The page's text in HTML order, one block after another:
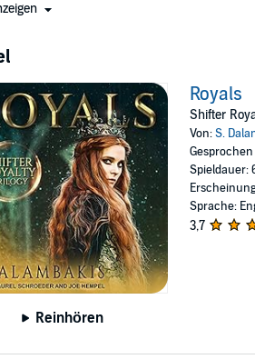
Montgomery, Graydon James, Maximus
mate.
mates.
comes to light. Callyn and the boy's
mature themes.
Dalambakis (P)2018 Tantor
Reinhören
Royals
Shifter
Von:S.
Spieldauer:
Sprache:
3,7